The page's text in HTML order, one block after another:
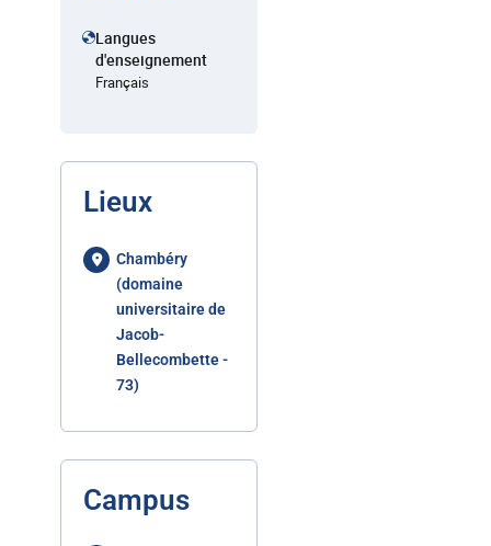
Langues
d'enseignement
Français
Lieux
Chambéry
(domaine
universitaire de
Jacob-
Bellecombette -
73)
Campus